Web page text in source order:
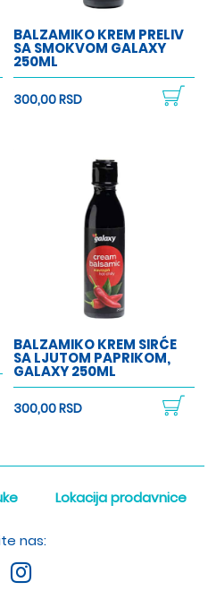
BALZAMIKO KREM PRELIV
SA SMOKVOM GALAXY
250ML
300,00 RSD
BALZAMIKO KREM SIRĆE
SA LJUTOM PAPRIKOM,
GALAXY 250ML
300,00 RSD
Lokacija prodavnice
nas: